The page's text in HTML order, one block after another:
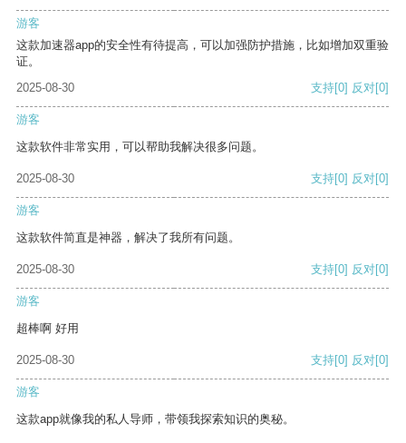
游客
这款加速器app的安全性有待提高，可以加强防护措施，比如增加双重验
证。
2025-08-30
支持[0] 反对[0]
游客
这款软件非常实用，可以帮助我解决很多问题。
2025-08-30 支持[0] 反对[0]
游客
这款软件简直是神器，解决了我所有问题。
2025-08-30 支持[0] 反对[0]
游客
超棒啊 好用
2025-08-30 支持[0] 反对[0]
游客
这款app就像我的私人导师，带领我探索知识的奥秘。